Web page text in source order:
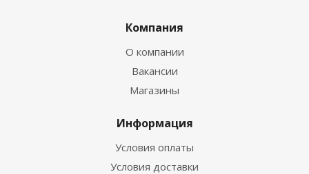
Компания
О компании
Вакансии
Магазины
Информация
Условия оплаты
Условия доставки